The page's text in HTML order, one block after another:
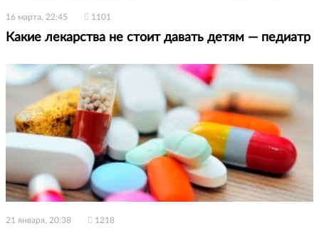
16 марта, 22:45 1101
Какие лекарства не стоит давать детям — педиатр
21 января, 20:38 1218